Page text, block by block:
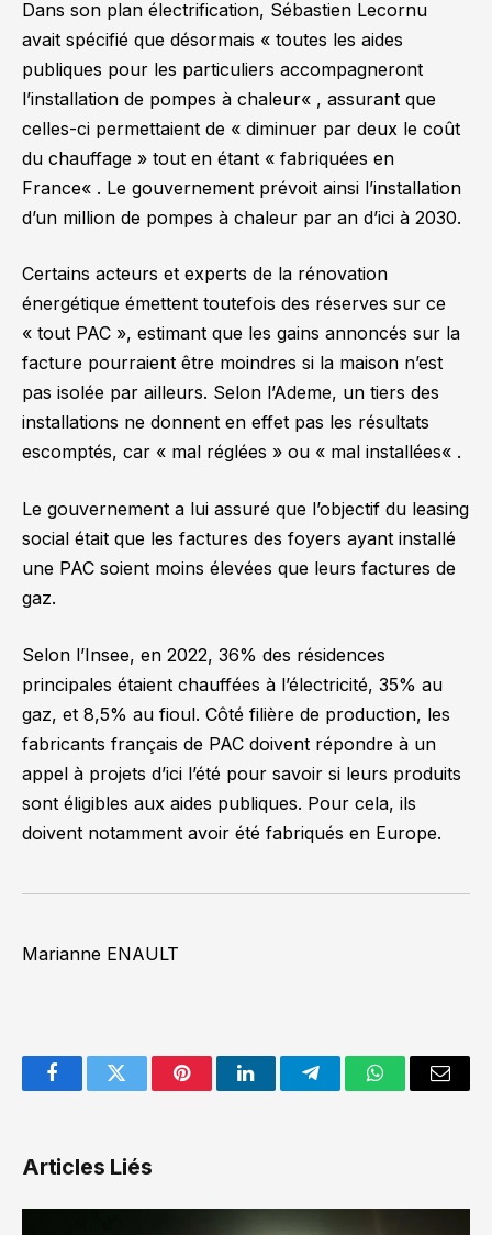
Dans son plan électrification, Sébastien Lecornu
avait spécifié que désormais « toutes les aides
publiques pour les particuliers accompagneront
l’installation de pompes à chaleur« , assurant que
celles-ci permettaient de « diminuer par deux le coût
du chauffage » tout en étant « fabriquées en
France« . Le gouvernement prévoit ainsi l’installation
d’un million de pompes à chaleur par an d’ici à 2030.
Certains acteurs et experts de la rénovation
énergétique émettent toutefois des réserves sur ce
« tout PAC », estimant que les gains annoncés sur la
facture pourraient être moindres si la maison n’est
pas isolée par ailleurs. Selon l’Ademe, un tiers des
installations ne donnent en effet pas les résultats
escomptés, car « mal réglées » ou « mal installées« .
Le gouvernement a lui assuré que l’objectif du leasing
social était que les factures des foyers ayant installé
une PAC soient moins élevées que leurs factures de
gaz.
Selon l’Insee, en 2022, 36% des résidences
principales étaient chauffées à l’électricité, 35% au
gaz, et 8,5% au fioul. Côté filière de production, les
fabricants français de PAC doivent répondre à un
appel à projets d’ici l’été pour savoir si leurs produits
sont éligibles aux aides publiques. Pour cela, ils
doivent notamment avoir été fabriqués en Europe.
Marianne ENAULT
FacebookTwitter PinterestLinkedInTelegramWhatsAppEmail
Articles Liés